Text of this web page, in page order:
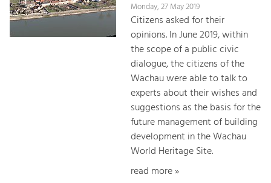
Monday, 27 May 2019
Citizens asked for their
opinions. In June 2019, within
the scope of a public civic
dialogue, the citizens of the
Wachau were able to talk to
experts about their wishes and
suggestions as the basis for the
future management of building
development in the Wachau
World Heritage Site.
read more »